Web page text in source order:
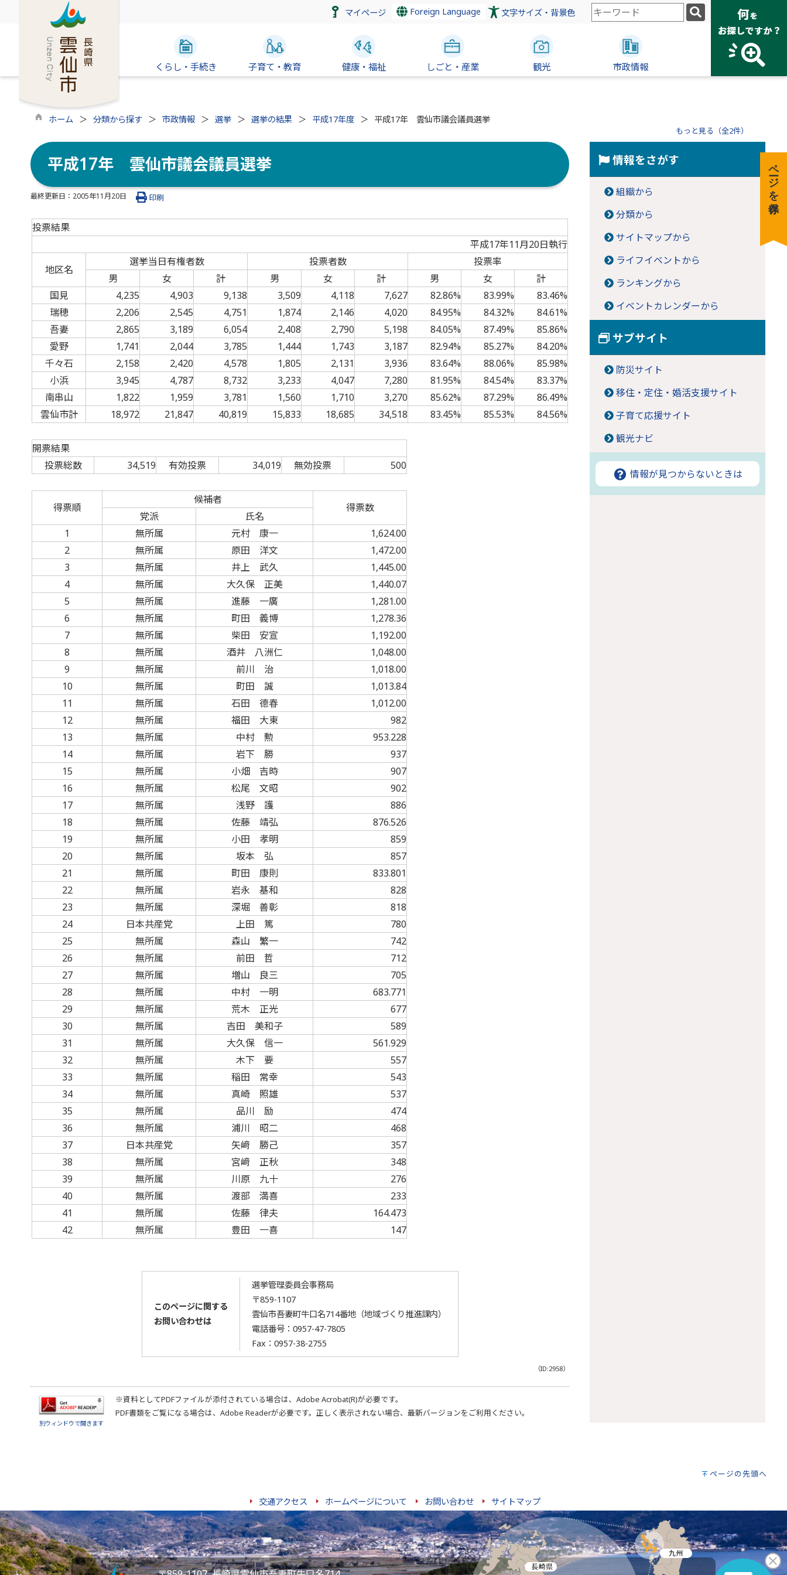
マイページ Foreign Language 文字サイズ・背景色
検
索
ー
くらし・手続き 子育て・教育 健康・福祉 しごと・産業 観光 市政情報
ホーム 分類から探す 市政情報 選挙 選挙の結果 平成17年度 平成17年 雲仙市議会議員選挙
もっと見る（全2件）
平成17年 雲仙市議会議員選挙
最終更新日： 2005年11月20日 印刷
投票結果
平成17年11月20日執行
地区名
選挙当日有権者数 投票者数
投票率
男
女 計 男 女 計 男 女
計
国見
4,235 4,903 9,138 3,509 4,118 7,627 82.86% 83.99%
83.46%
瑞穂
2,206 2,545 4,751 1,874 2,146 4,020 84.95% 84.32%
84.61%
吾妻
2,865 3,189 6,054 2,408 2,790 5,198 84.05% 87.49%
85.86%
愛野
1,741 2,044 3,785 1,444 1,743 3,187 82.94% 85.27%
84.20%
千々石
2,158 2,420 4,578 1,805 2,131 3,936 83.64% 88.06%
85.98%
小浜
3,945 4,787 8,732 3,233 4,047 7,280 81.95% 84.54%
83.37%
南串山
1,822 1,959 3,781 1,560 1,710 3,270 85.62% 87.29%
86.49%
雲仙市計
18,972 21,847 40,819 15,833 18,685 34,518 83.45% 85.53% 84.56%
開票結果
投票総数
34,519 有効投票 34,019 無効投票 500
得票順
候補者
得票数
党派
氏名
1
無所属 元村 康一
1,624.00
2
無所属 原田 洋文
1,472.00
3
無所属 井上 武久
1,445.00
4
無所属 大久保 正美
1,440.07
5
無所属 進藤 一廣
1,281.00
6
無所属 町田 義博
1,278.36
7
無所属 柴田 安宣
1,192.00
8
無所属 酒井 八洲仁
1,048.00
9
無所属 前川 治
1,018.00
10
無所属 町田 誠
1,013.84
11
無所属 石田 德春
1,012.00
12
無所属 福田 大東
982
13
無所属 中村 勲
953.228
14
無所属 岩下 勝
937
15
無所属 小畑 吉時
907
16
無所属 松尾 文昭
902
17
無所属 浅野 護
886
18
無所属 佐藤 靖弘
876.526
19
無所属 小田 孝明
859
20
無所属 坂本 弘
857
21
無所属 町田 康則
833.801
22
無所属 岩永 基和
828
23
無所属 深堀 善彰
818
24
日本共産党 上田 篤
780
25
無所属 森山 繁一
742
26
無所属 前田 哲
712
27
無所属 増山 良三
705
28
無所属 中村 一明
683.771
29
無所属 荒木 正光
677
30
無所属 吉田 美和子
589
31
無所属 大久保 信一
561.929
32
無所属 木下 要
557
33
無所属 稲田 常幸
543
34
無所属 真崎 照雄
537
35
無所属 品川 励
474
36
無所属 浦川 昭二
468
37
日本共産党 矢﨑 勝己
357
38
無所属 宮﨑 正秋
348
39
無所属 川原 九十
276
40
無所属 渡部 満喜
233
41
無所属 佐藤 律夫
164.473
42
無所属 豊田 一喜 147
このページに関する
お問い合わせは
選挙管理委員会事務局
〒859-1107
雲仙市吾妻町牛口名714番地（地域づくり推進課内）
電話番号： 0957-47-7805
Fax：0957-38-2755
（ID:2958）
別ウィンドウで開きます
※資料としてPDFファイルが添付されている場合は、 Adobe Acrobat(R)が必要です。
PDF書類をご覧になる場合は、 Adobe Readerが必要です。正しく表示されない場合、最新バージョンをご利用ください。
情報をさがす
組織から
分類から
サイトマップから
ライフイベントから
ランキングから
イベントカレンダーから
サブサイト
防災サイト
移住・定住・婚活支援サイト
子育て応援サイト
観光ナビ
情報が見つからないときは
ページの先頭へ
交通アクセス ホームページについて お問い合わせ サイトマップ
ページを保存